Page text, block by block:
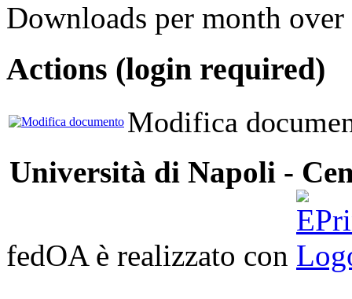
Downloads per month over
Actions (login required)
Modifica
Università di Napoli -
fedOA è realizzato con